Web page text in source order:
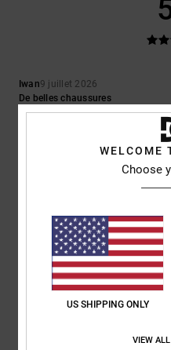
Iwan9 juillet 2026
De belles chaussures
Afficher original - Dutch
Rapport qualité / prix:
5
Encarnacion6 juillet 2026
Rapport qualité / prix
Je recommande ce produit
WELCOME
Choose
US SHIPPING ONLY
VIEW